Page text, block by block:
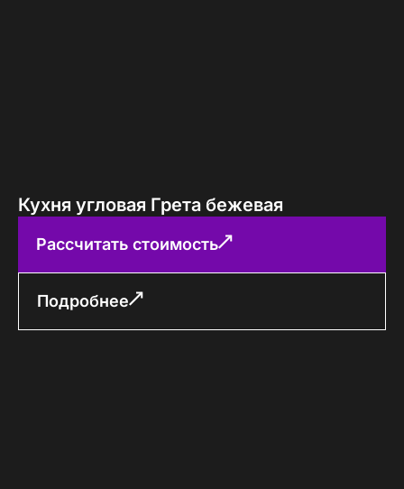
Кухня угловая Грета бежевая
Рассчитать стоимость
Подробнее